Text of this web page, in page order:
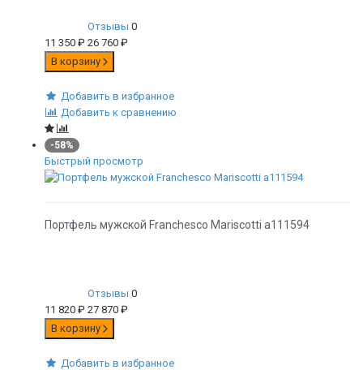
Отзывы 0
11 350 ₽ 26 760 ₽
В корзину
Добавить в избранное
Добавить к сравнению
-58%
Быстрый просмотр
Портфель мужской Franchesco Mariscotti а111594
Отзывы 0
11 820 ₽ 27 870 ₽
В корзину
Добавить в избранное